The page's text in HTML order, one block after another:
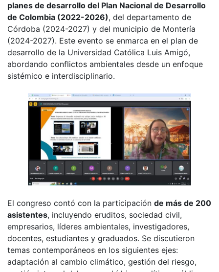
planes de desarrollo del Plan Nacional de Desarrollo
de Colombia (2022-2026), del departamento de
Córdoba (2024-2027) y del municipio de Montería
(2024-2027). Este evento se enmarca en el plan de
desarrollo de la Universidad Católica Luis Amigó,
abordando conflictos ambientales desde un enfoque
sistémico e interdisciplinario.
El congreso contó con la participación de más de 200
asistentes, incluyendo eruditos, sociedad civil,
empresarios, líderes ambientales, investigadores,
docentes, estudiantes y graduados. Se discutieron
temas contemporáneos en los siguientes ejes:
adaptación al cambio climático, gestión del riesgo,